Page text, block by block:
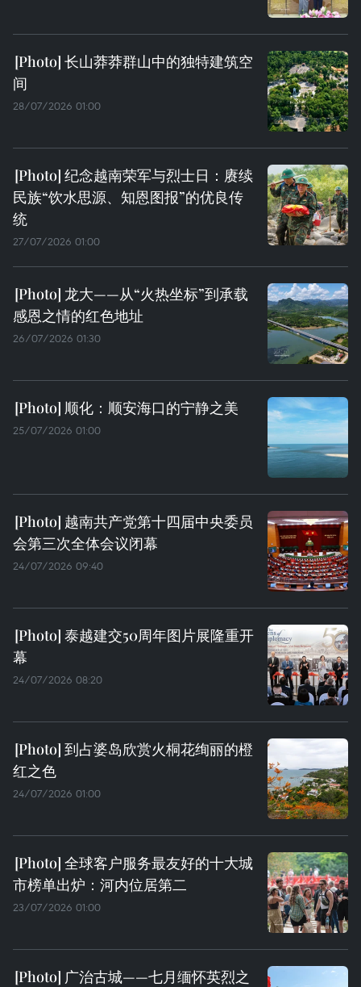
长山莽莽群山中的独特建筑空
间
28/07/2026 01:00
纪念越南荣军与烈士日：赓续
民族“饮水思源、知恩图报”的优良传
统
27/07/2026 01:00
龙大——从“火热坐标”到承载
感恩之情的红色地址
26/07/2026 01:30
顺化：顺安海口的宁静之美
25/07/2026 01:00
越南共产党第十四届中央委员
会第三次全体会议闭幕
24/07/2026 09:40
泰越建交50周年图片展隆重开
幕
24/07/2026 08:20
到占婆岛欣赏火桐花绚丽的橙
红之色
24/07/2026 01:00
全球客户服务最友好的十大城
市榜单出炉：河内位居第二
23/07/2026 01:00
广治古城——七月缅怀英烈之